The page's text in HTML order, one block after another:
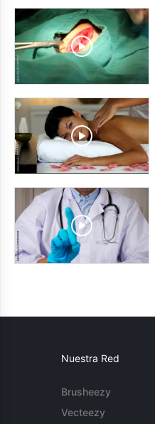
Nuestra Red
Brusheezy
Vecteezy